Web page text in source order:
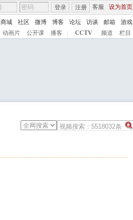
客服 设为首页
登录 注册
商城 社区 微博 博客 论坛 访谈 邮箱
游戏
动画片 公开课 播客 CCTV 频道 栏目